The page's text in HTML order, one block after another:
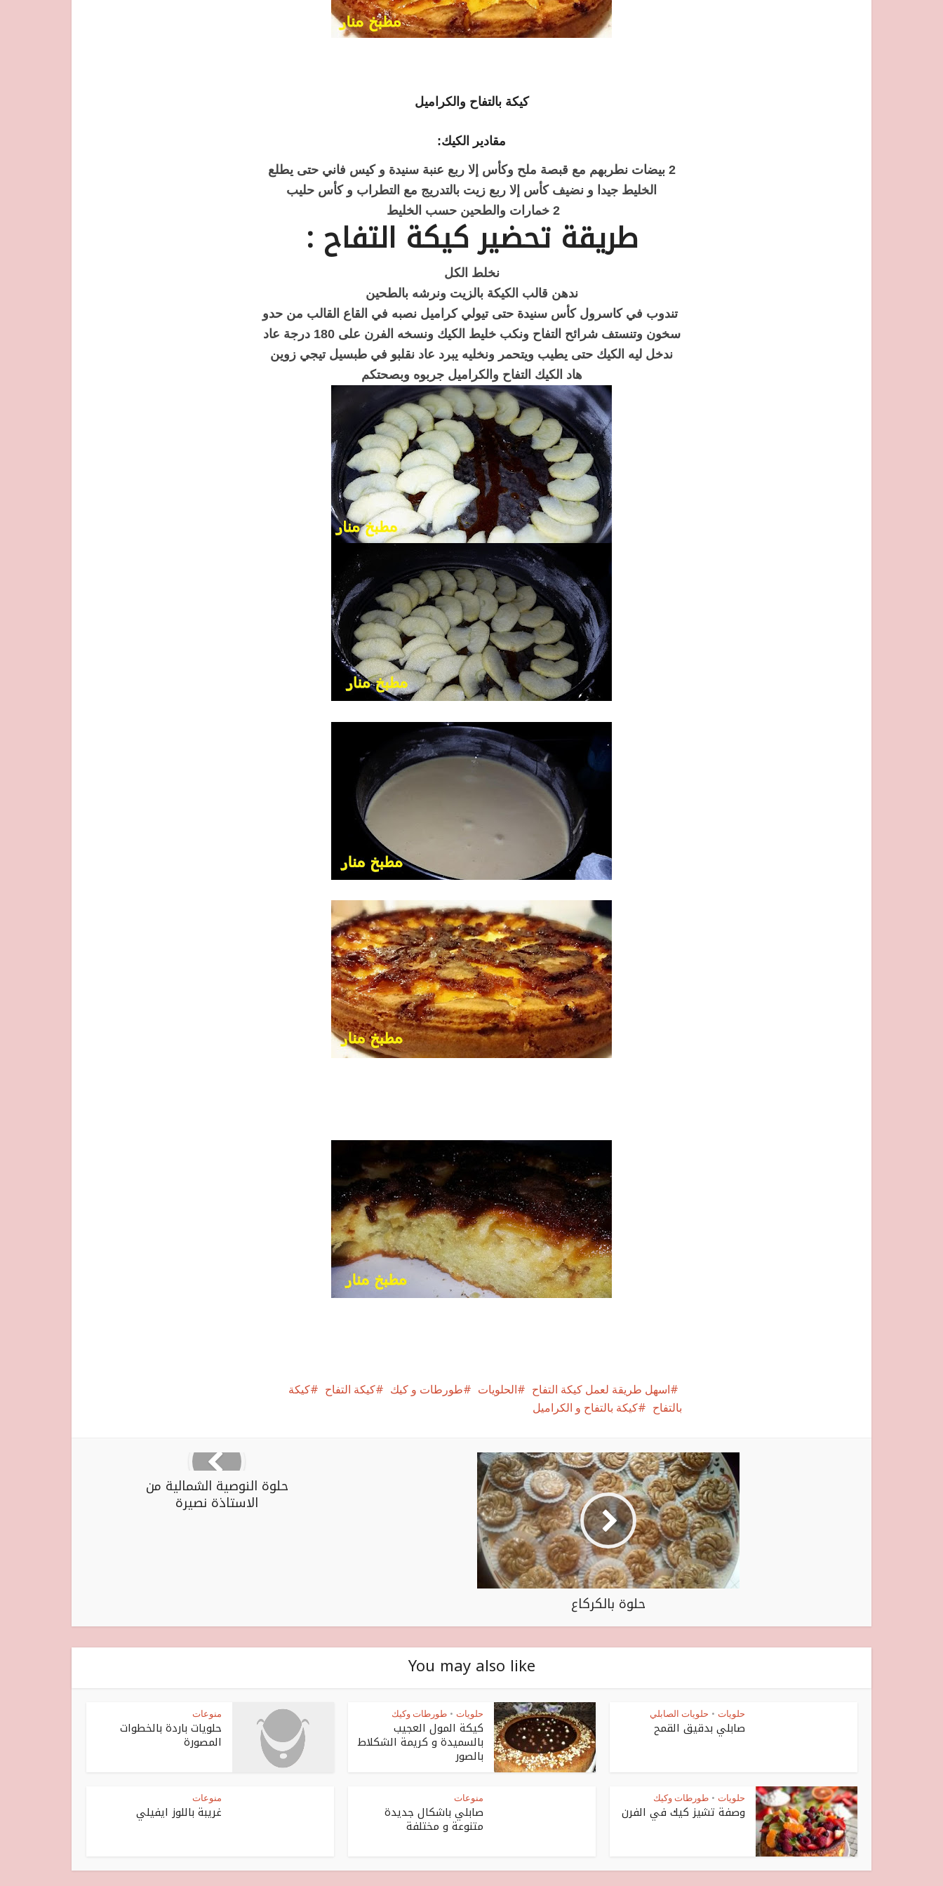
كيكة بالتفاح والكراميل
مقادير الكيك:
2 بيضات نطربهم مع قبصة ملح وكأس إلا ربع عنبة سنيدة و كيس فاني حتى يطلع
الخليط جيدا و نضيف كأس إلا ربع زيت بالتدريج مع التطراب و كأس حليب
2 خمارات والطحين حسب الخليط
طريقة تحضير كيكة التفاح :
نخلط الكل
ندهن قالب الكيكة بالزيت ونرشه بالطحين
تندوب في كاسرول كأس سنيدة حتى تيولي كراميل نصبه في القاع القالب من حدو
سخون وتنستف شرائح التفاح ونكب خليط الكيك ونسخه الفرن على 180 درجة عاد
ندخل ليه الكيك حتى يطيب ويتحمر ونخليه يبرد عاد نقلبو في طبسيل تيجي زوين
هاد الكيك التفاح والكراميل جربوه وبصحتكم
اسهل طريقة لعمل كيكة التفاح الحلويات طورطات و كيك كيكة التفاح
كيكة
بالتفاح
كيكة بالتفاح و الكراميل
حلوة النوصية الشمالية من
الاستاذة نصيرة
حلوة بالكركاع
You may also like
حلويات • حلويات الصابلي
صابلي بدقيق القمح
حلويات • طورطات وكيك
كيكة المول العجيب
بالسميدة و كريمة الشكلاط
بالصور
منوعات
حلويات باردة بالخطوات
المصورة
حلويات • طورطات وكيك
وصفة تشيز كيك في الفرن
منوعات
صابلي باشكال جديدة
متنوعة و مختلفة
منوعات
غريبة باللوز ايفيلي